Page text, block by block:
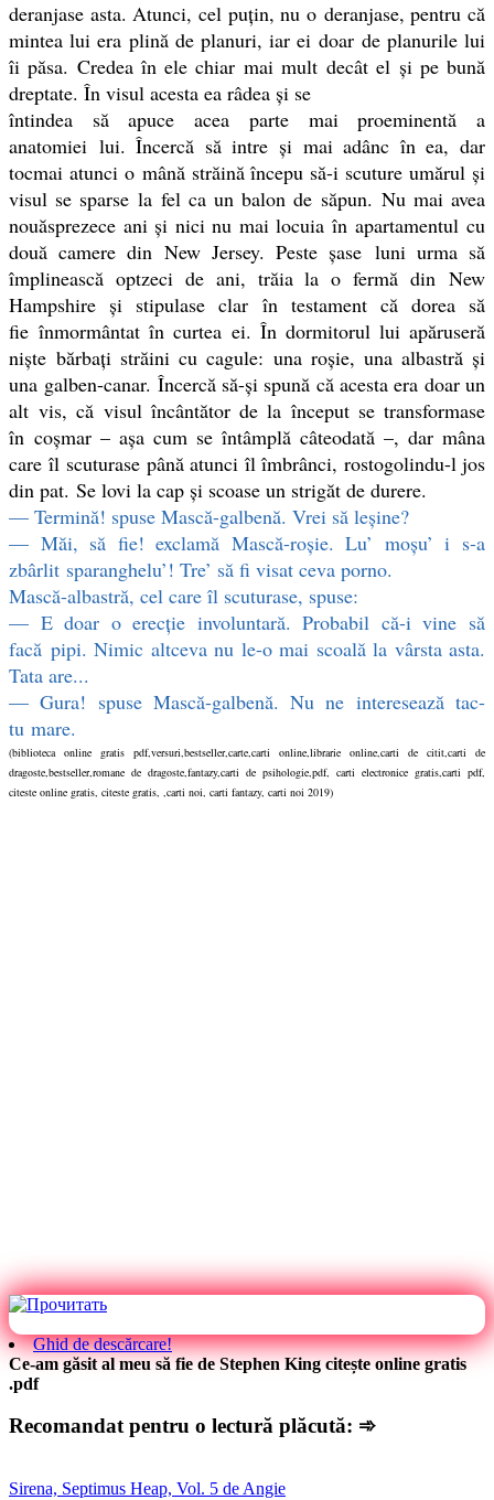
deranjase asta. Atunci, cel puţin, nu o deranjase, pentru că
mintea lui era plină de planuri, iar ei doar de planurile lui
îi păsa. Credea în ele chiar mai mult decât el şi pe bună
dreptate. În visul acesta ea râdea şi se
întindea să apuce acea parte mai proeminentă a
anatomiei lui. Încercă să intre şi mai adânc în ea, dar
tocmai atunci o mână străină începu să-i scuture umărul şi
visul se sparse la fel ca un balon de săpun. Nu mai avea
nouăsprezece ani şi nici nu mai locuia în apartamentul cu
două camere din New Jersey. Peste şase luni urma să
împlinească optzeci de ani, trăia la o fermă din New
Hampshire şi stipulase clar în testament că dorea să
fie înmormântat în curtea ei. În dormitorul lui apăruseră
nişte bărbaţi străini cu cagule: una roşie, una albastră şi
una galben-canar. Încercă să-şi spună că acesta era doar un
alt vis, că visul încântător de la început se transformase
în coşmar – aşa cum se întâmplă câteodată –, dar mâna
care îl scuturase până atunci îl îmbrânci, rostogolindu-l jos
din pat. Se lovi la cap şi scoase un strigăt de durere.
— Termină! spuse Mască-galbenă. Vrei să leşine?
— Măi, să fie! exclamă Mască-roşie. Lu’ moşu’ i s-a
zbârlit sparanghelu’! Tre’ să fi visat ceva porno.
Mască-albastră, cel care îl scuturase, spuse:
— E doar o erecţie involuntară. Probabil că-i vine să
facă pipi. Nimic altceva nu le-o mai scoală la vârsta asta.
Tata are...
— Gura! spuse Mască-galbenă. Nu ne interesează tac-
tu mare.
(biblioteca online gratis pdf,versuri,bestseller,carte,carti online,librarie online,carti de citit,carti de
dragoste,bestseller,romane de dragoste,fantazy,carti de psihologie,pdf, carti electronice gratis,carti pdf,
citeste online gratis, citeste gratis, ,carti noi, carti fantazy, carti noi 2019)
Ghid de descărcare!
Ce-am găsit al meu să fie de Stephen King citește online gratis
.pdf
Recomandat pentru o lectură plăcută: ➾
Sirena, Septimus Heap, Vol. 5 de Angie